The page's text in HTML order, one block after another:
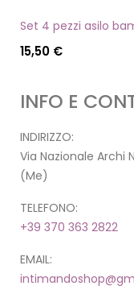
15,50 €
INFO E
INDIRIZZO:
Via Nazionale Archi
(Me)
TELEFONO:
+39 370 363 2822
EMAIL: